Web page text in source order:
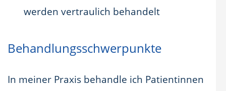
werden vertraulich behandelt
Behandlungsschwerpunkte
In meiner Praxis behandle ich Patientinnen